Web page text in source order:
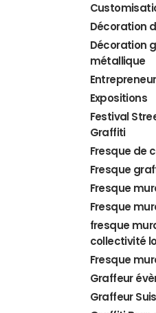
Décoration
Décoration
métallique
Expositions
Festival
Graffiti
Fresque de
Fresque
Fresque
Fresque
fresque
collectivité
Fresque
Graffeur
Graffeur